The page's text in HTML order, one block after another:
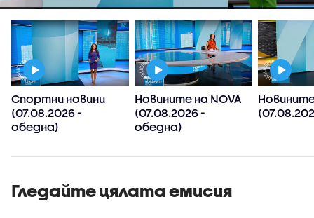
Спортни новини
(07.08.2026 -
обедна)
Новините на NOVA
(07.08.2026 -
обедна)
Гледайте цялата емисия